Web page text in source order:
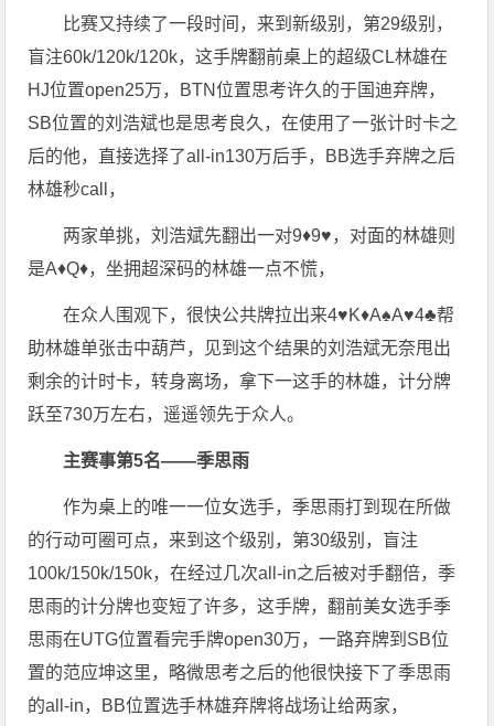
比赛又持续了一段时间，来到新级别，第29级别，
盲注60k/120k/120k，这手牌翻前桌上的超级CL林雄在
HJ位置open25万，BTN位置思考许久的于国迪弃牌，
SB位置的刘浩斌也是思考良久，在使用了一张计时卡之
后的他，直接选择了all-in130万后手，BB选手弃牌之后
林雄秒call，
两家单挑，刘浩斌先翻出一对9♦️9♥️，对面的林雄则
是A♦️Q♦️，坐拥超深码的林雄一点不慌，
在众人围观下，很快公共牌拉出来4♥️K♦️A♠️A♥️4♣️帮
助林雄单张击中葫芦，见到这个结果的刘浩斌无奈甩出
剩余的计时卡，转身离场，拿下一这手的林雄，计分牌
跃至730万左右，遥遥领先于众人。
主赛事第5名——季思雨
作为桌上的唯一一位女选手，季思雨打到现在所做
的行动可圈可点，来到这个级别，第30级别，盲注
100k/150k/150k，在经过几次all-in之后被对手翻倍，季
思雨的计分牌也变短了许多，这手牌，翻前美女选手季
思雨在UTG位置看完手牌open30万，一路弃牌到SB位
置的范应坤这里，略微思考之后的他很快接下了季思雨
的all-in，BB位置选手林雄弃牌将战场让给两家，